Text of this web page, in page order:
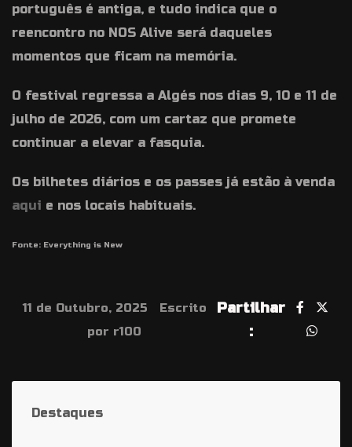
português é antiga, e tudo indica que o
reencontro no NOS Alive será daqueles
momentos que ficam na memória.
O festival regressa a Algés nos dias 9, 10 e 11 de
julho de 2026, com um cartaz que promete
continuar a elevar a fasquia.
Os bilhetes diários e os passes já estão à venda
aqui e nos locais habituais.
Fonte: Everything is New
11 de Outubro, 2025
Escrito
por r100
Partilhar
:
Destaques